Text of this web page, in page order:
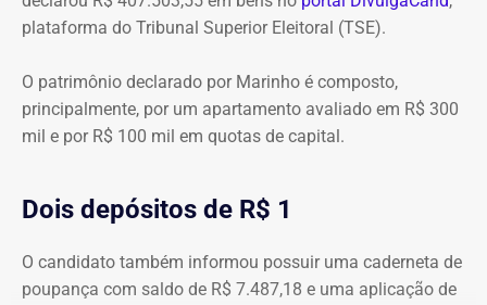
plataforma do Tribunal Superior Eleitoral (TSE).
O patrimônio declarado por Marinho é composto,
principalmente, por um apartamento avaliado em R$ 300
mil e por R$ 100 mil em quotas de capital.
Dois depósitos de R$ 1
O candidato também informou possuir uma caderneta de
poupança com saldo de R$ 7.487,18 e uma aplicação de